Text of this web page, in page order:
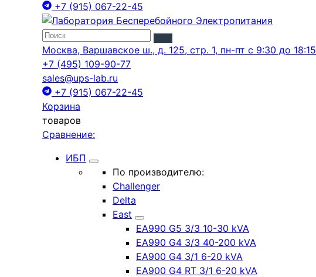
+7 (915) 067-22-45
Москва, Варшавское ш., д. 125, стр. 1, пн-пт с 9:30 до 18:15
+7 (495) 109-90-77
sales@ups-lab.ru
+7 (915) 067-22-45
Корзина
товаров
Сравнение:
ИБП
По производителю:
Challenger
Delta
East
EA990 G5 3/3 10-30 kVA
EA990 G4 3/3 40-200 kVA
EA900 G4 3/1 6-20 kVA
EA900 G4 RT 3/1 6-20 kVA